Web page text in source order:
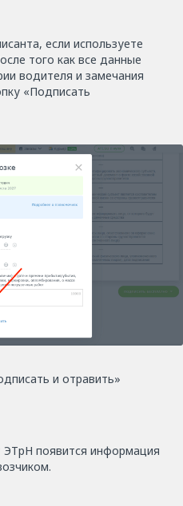
если используете
того как все данные
водителя и замечания
«Подписать
и отравить»
ЭТрН появится информация